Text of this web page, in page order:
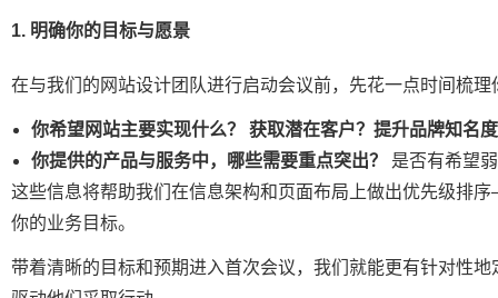
1. 明确你的目标与愿景
在与我们的网站设计团队进行启动会议前，先花一点时间梳理
你希望网站主要实现什么？
获取潜在客户？提升品牌知名
你提供的产品与服务中，哪些需要重点突出？
是否有希望
这些信息将帮助我们在信息架构和页面布局上做出优先级排
你的业务目标。
带着清晰的目标和预期进入首次会议，我们就能更有针对性